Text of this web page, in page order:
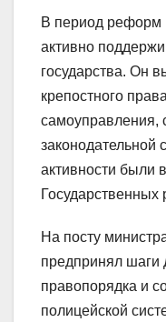
В период реформ
активно
государства. Он
крепостного
самоуправления,
законодательной
активности были
На посту
предпринял шаги
правопорядка и
полицейской